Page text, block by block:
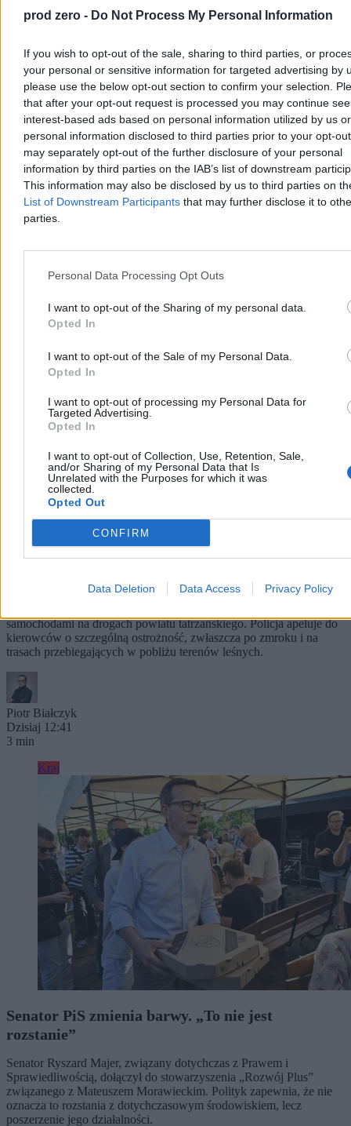
prod zero - Do Not Process My Personal Information
If you wish to opt-out of the sale, sharing to third parties, or
your personal or sensitive information for targeted advertising by
please use the below opt-out section to confirm your selection.
that after your opt-out request is processed you may continue
interest-based ads based on personal information utilized by us or
personal information disclosed to third parties prior to your opt-
may separately opt-out of the further disclosure of your personal
information by third parties on the IAB’s list of downstream
This information may also be disclosed by us to third parties on
List of Downstream Participants that may further disclose it to
parties.
Personal Data Processing Opt Outs
I want to opt-out of the Sharing of my personal data.
Opted In
I want to opt-out of the Sale of my Personal Data.
Opted In
I want to opt-out of processing my Personal Data for
Targeted Advertising.
Opted In
I want to opt-out of Collection, Use, Retention, Sale,
and/or Sharing of my Personal Data that Is
Unrelated with the Purposes for which it was
collected.
Opted Out
CONFIRM
Data Deletion Data Access Privacy Policy
Piotr Białczyk
3 min
Reklama
Reklama
Kraj
Niedźwiedzie zginęły pod kołami aut w Tatrach.
Policja apeluje
samochodami na drogach powiatu tatrzańskiego. Policja apeluje do
kierowców o szczególną ostrożność, zwłaszcza po zmroku i na
trasach przebiegających w pobliżu terenów leśnych.
Piotr Białczyk
Dzisiaj 12:41
3 min
Kraj
Senator PiS zmienia barwy. „To nie jest
rozstanie”
Senator Ryszard Majer, związany dotychczas z Prawem i
Sprawiedliwością, dołączył do stowarzyszenia „Rozwój Plus”
związanego z Mateuszem Morawieckim. Polityk zapewnia, że nie
oznacza to rozstania z dotychczasowym środowiskiem, lecz
poszerzenie jego działalności.